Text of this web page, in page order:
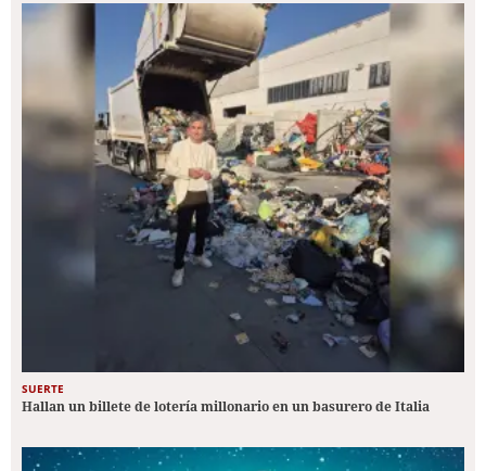
SUERTE
Hallan un billete de lotería millonario en un basurero de Italia